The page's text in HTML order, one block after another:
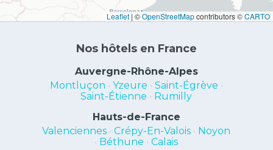
Leaflet | ©OpenStreetMapcontributors ©CARTO
Nos hôtels en France
Auvergne-Rhône-Alpes
Montluçon • Yzeure • Saint-Égrève •
Saint-Étienne • Rumilly
Hauts-de-France
Valenciennes •Crépy-En-Valois • Noyon
• Béthune •Calais